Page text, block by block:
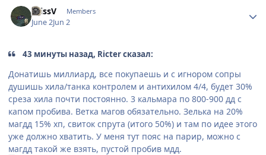
KrissV Members
June 2Jun 2
43 минуты назад, Ricter сказал:
Донатишь миллиард, все покупаешь и с игнором сопры
душишь хила/танка контролем и антихилом 4/4, будет 30%
среза хила почти постоянно. 3 кальмара по 800-900 дд с
капом пробива. Ветка магов обязательно. Зелька на 20%
магдд 15% хп, свиток спрута (итого 50%) и там по идее этого
уже должно хватить. У меня тут пояс на парир, можно с
магдд такой же взять, пустой пробив мдд.